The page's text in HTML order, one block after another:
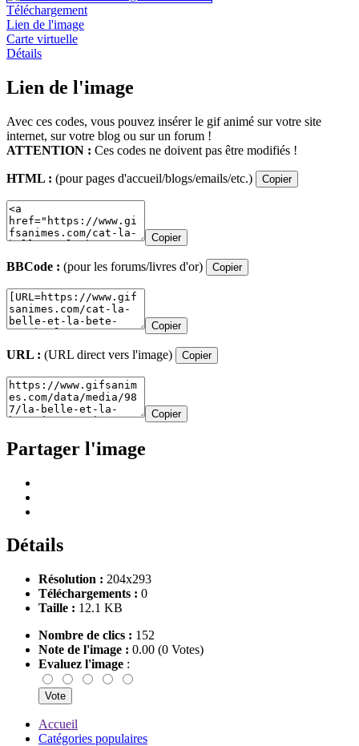
Téléchargement
Lien de l'image
Carte virtuelle
Détails
Lien de l'image
Avec ces codes, vous pouvez insérer le gif animé sur votre site
internet, sur votre blog ou sur un forum !
ATTENTION : Ces codes ne doivent pas être modifiés !
HTML : (pour pages d'accueil/blogs/emails/etc.) Copier
Copier
BBCode : (pour les forums/livres d'or) Copier
Copier
URL : (URL direct vers l'image) Copier
Copier
Partager l'image
Détails
Résolution : 204x293
Téléchargements : 0
Taille : 12.1 KB
Nombre de clics : 152
Note de l'image : 0.00 (0 Votes)
Evaluez l'image :
Accueil
Catégories populaires